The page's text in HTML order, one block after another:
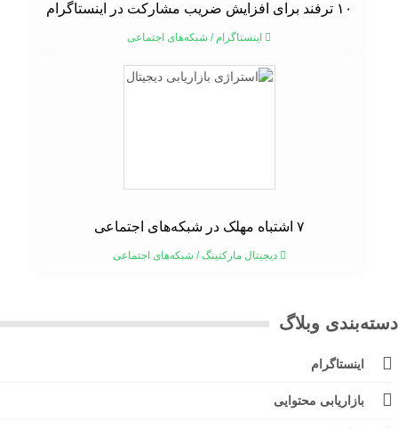
۱۰ ترفند برای افزایش ضریب مشارکت در اینستاگرام
اینستاگرام/شبکه‌های اجتماعی
دیجیتال مارکتینگ/شبکه‌های اجتماعی
وبلاگ
اینستاگرام
بازاریابی محتوایی